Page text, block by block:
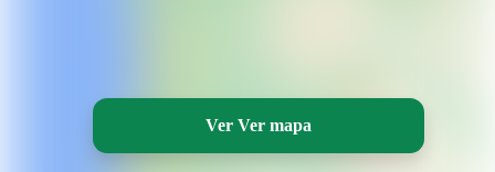
Ver Ver mapa